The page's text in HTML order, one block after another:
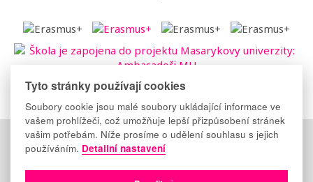
Důležité odkazy:Elektronická třídnice | Suplování
Facebook | Instagram
Tyto stránky používají cookies
Soubory cookie jsou malé soubory ukládající informace ve
vašem prohlížeči, což umožňuje lepší přizpůsobení stránek
vašim potřebám. Níže prosíme o udělení souhlasu s jejich
používáním. Detailní nastavení